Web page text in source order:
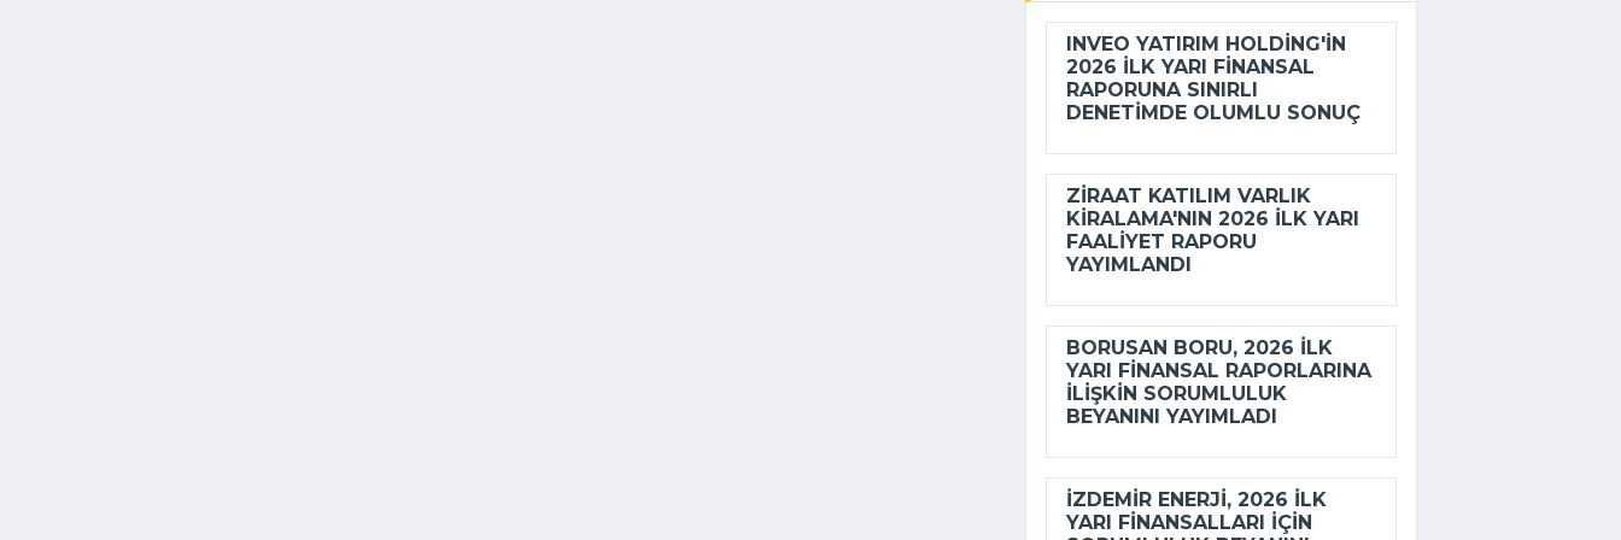
INVEO YATIRIM HOLDING'IN
2026 ILK YARI FINANSAL
RAPORUNA SINIRLI
DENETIMDE OLUMLU SONUÇ
ZIRAAT KATILIM VARLIK
KIRALAMA'NIN 2026 ILK YARI
FAALIYET RAPORU
YAYIMLANDI
BORUSAN BORU, 2026 ILK
YARI FINANSAL RAPORLARINA
ILIŞKIN SORUMLULUK
BEYANINI YAYIMLADI
İZDEMİR ENERJI, 2026 ILK
YARI FINANSALLARI IÇIN